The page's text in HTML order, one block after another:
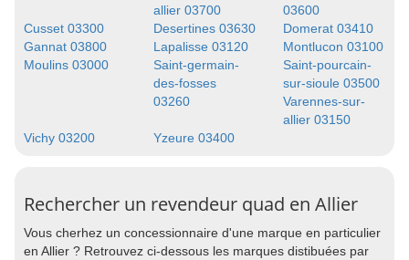
allier 03700
03600
Cusset 03300
Desertines 03630
Domerat 03410
Gannat 03800
Lapalisse 03120
Montlucon 03100
Moulins 03000
Saint-germain-
des-fosses
03260
Saint-pourcain-
sur-sioule 03500
Varennes-sur-
allier 03150
Vichy 03200
Yzeure 03400
Rechercher un revendeur quad en Allier
Vous cherhez un concessionnaire d'une marque en particulier
en Allier ? Retrouvez ci-dessous les marques distibuées par